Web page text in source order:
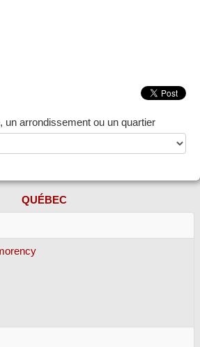
un arrondissement ou un quartier
QUÉBEC